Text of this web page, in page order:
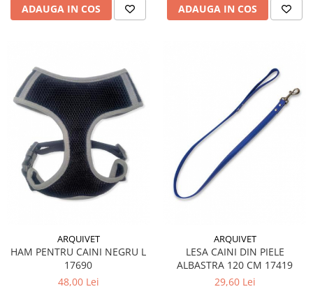
ADAUGA IN COS ADAUGA IN COS
ARQUIVET
HAM PENTRU CAINI NEGRU L
17690
48,00 Lei
ARQUIVET
LESA CAINI DIN PIELE
ALBASTRA 120 CM 17419
29,60 Lei